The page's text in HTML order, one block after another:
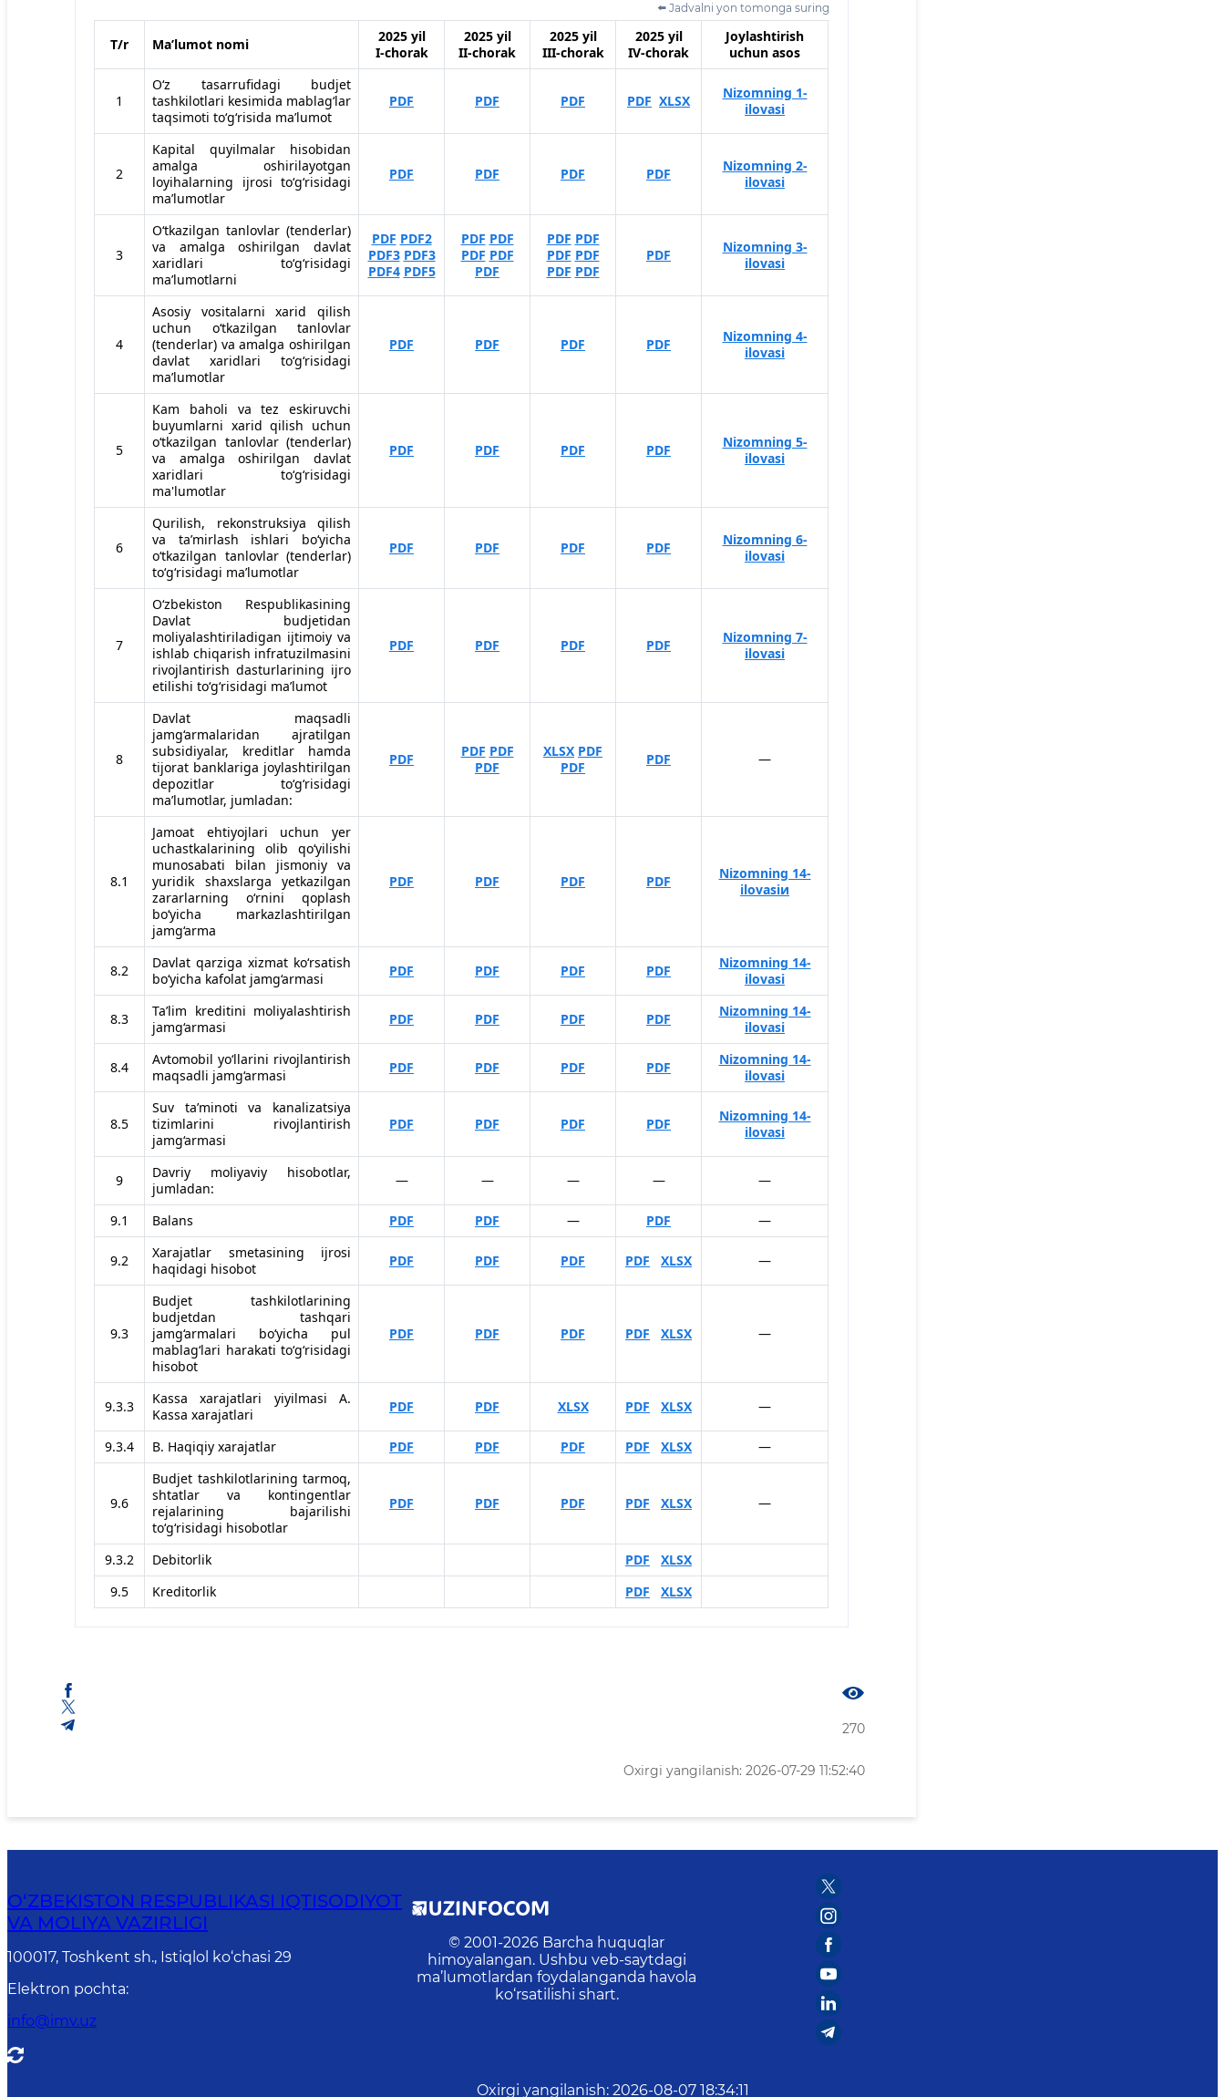
⬅️ Jadvalni yon tomonga suring
Т/r Maʼlumot nomi
2025 yil
I-chorak
2025 yil
II-chorak
2025 yil
III-chorak
2025 yil
IV-chorak
Joylashtirish
uchun asos
1
O‘z tasarrufidagi budjet
tashkilotlari kesimida mablag‘lar
taqsimoti to‘g‘risida maʼlumot
PDF PDF PDF PDF XLSX
Nizomning 1-
ilovasi
2
Kapital quyilmalar hisobidan
amalga oshirilayotgan
loyihalarning ijrosi to‘g‘risidagi
maʼlumotlar
PDF PDF PDF PDF
Nizomning 2-
ilovasi
3
O‘tkazilgan tanlovlar (tenderlar)
va amalga oshirilgan davlat
xaridlari to‘g‘risidagi
maʼlumotlarni
PDF PDF2
PDF3 PDF3
PDF4 PDF5
PDF PDF
PDF PDF
PDF
PDF PDF
PDF PDF
PDF PDF
PDF
Nizomning 3-
ilovasi
4
Asosiy vositalarni xarid qilish
uchun o‘tkazilgan tanlovlar
(tenderlar) va amalga oshirilgan
davlat xaridlari to‘g‘risidagi
maʼlumotlar
PDF PDF PDF PDF
Nizomning 4-
ilovasi
5
Kam baholi va tez eskiruvchi
buyumlarni xarid qilish uchun
o‘tkazilgan tanlovlar (tenderlar)
va amalga oshirilgan davlat
xaridlari to‘g‘risidagi
ma'lumotlar
PDF PDF PDF PDF
Nizomning 5-
ilovasi
6
Qurilish, rekonstruksiya qilish
va taʼmirlash ishlari bo‘yicha
o‘tkazilgan tanlovlar (tenderlar)
to‘g‘risidagi maʼlumotlar
PDF PDF PDF PDF
Nizomning 6-
ilovasi
7
O‘zbekiston Respublikasining
Davlat budjetidan
moliyalashtiriladigan ijtimoiy va
ishlab chiqarish infratuzilmasini
rivojlantirish dasturlarining ijro
etilishi to‘g‘risidagi maʼlumot
PDF PDF PDF PDF
Nizomning 7-
ilovasi
8
Davlat maqsadli
jamg‘armalaridan ajratilgan
subsidiyalar, kreditlar hamda
tijorat banklariga joylashtirilgan
depozitlar to‘g‘risidagi
maʼlumotlar, jumladan:
PDF PDF PDF
PDF
XLSX PDF
PDF
PDF —
8.1
Jamoat ehtiyojlari uchun yer
uchastkalarining olib qo‘yilishi
munosabati bilan jismoniy va
yuridik shaxslarga yetkazilgan
zararlarning o‘rnini qoplash
bo‘yicha markazlashtirilgan
jamg‘arma
PDF PDF PDF PDF
Nizomning 14-
ilovasiи
8.2
Davlat qarziga xizmat ko‘rsatish
bo‘yicha kafolat jamg‘armasi
PDF PDF PDF PDF
Nizomning 14-
ilovasi
8.3
Taʼlim kreditini moliyalashtirish
jamg‘armasi
PDF PDF PDF PDF
Nizomning 14-
ilovasi
8.4
Avtomobil yo‘llarini rivojlantirish
maqsadli jamg‘armasi
PDF PDF PDF PDF
Nizomning 14-
ilovasi
8.5
Suv taʼminoti va kanalizatsiya
tizimlarini rivojlantirish
jamg‘armasi
PDF PDF PDF PDF
Nizomning 14-
ilovasi
9
Davriy moliyaviy hisobotlar,
jumladan:
— — — — —
9.1 Balans PDF PDF — PDF —
9.2
Xarajatlar smetasining ijrosi
haqidagi hisobot
PDF PDF PDF PDF XLSX —
9.3
Budjet tashkilotlarining
budjetdan tashqari
jamg‘armalari bo‘yicha pul
mablag‘lari harakati to‘g‘risidagi
hisobot
PDF PDF PDF PDF XLSX —
9.3.3
Kassa xarajatlari yiyilmasi A.
Kassa xarajatlari
PDF PDF XLSX PDF XLSX —
9.3.4 B. Haqiqiy xarajatlar PDF PDF PDF PDF XLSX —
9.6
Budjet tashkilotlarining tarmoq,
shtatlar va kontingentlar
rejalarining bajarilishi
to‘g‘risidagi hisobotlar
PDF PDF PDF PDF XLSX —
9.3.2 Debitorlik PDF
XLSX
9.5
Kreditorlik PDF XLSX
270
Oxirgi yangilanish: 2026-07-29 11:52:40
O‘ZBEKISTON RESPUBLIKASI IQTISODIYOT
VA MOLIYA VAZIRLIGI
100017, Toshkent sh., Istiqlol ko‘chasi 29
Elektron pochta:
info@imv.uz
© 2001-2026 Barcha huquqlar
himoyalangan. Ushbu veb-saytdagi
ma’lumotlardan foydalanganda havola
ko‘rsatilishi shart.
Oxirgi yangilanish: 2026-08-07 18:34:11